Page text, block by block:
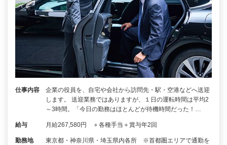
仕事内容
企業の役員を、自宅や会社から訪問先・駅・空港などへ送迎
します。 送迎業務ではありますが、１日の運転時間は平均2
～3時間。「今日の勤務はほとんどが待機時間だった！…
給与 月給267,580円 ＋各種手当＋賞与年2回
勤務地
東京都・神奈川県・埼玉県内各所 ※首都圏エリアで通勤を